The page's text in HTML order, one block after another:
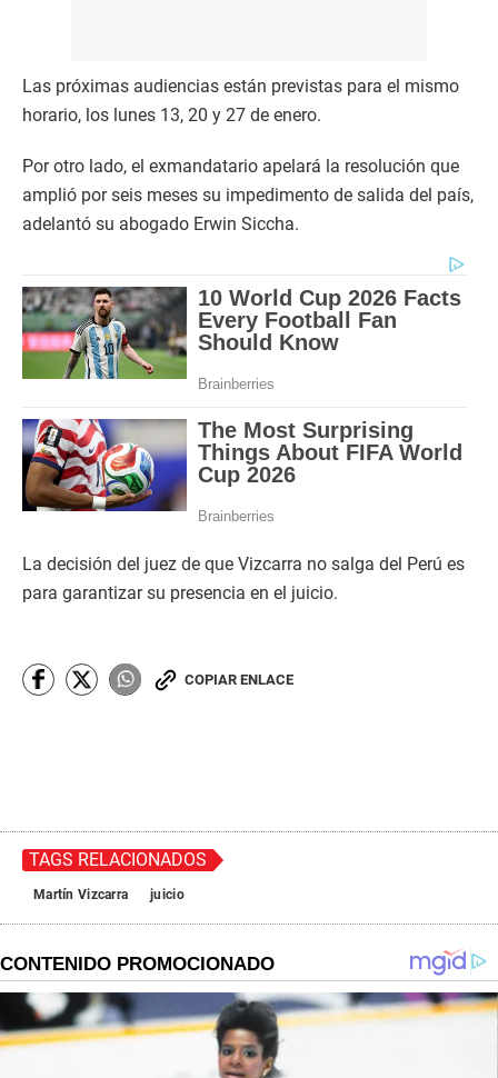
Las próximas audiencias están previstas para el mismo
horario, los lunes 13, 20 y 27 de enero.
Por otro lado, el exmandatario apelará la resolución que
amplió por seis meses su impedimento de salida del país,
adelantó su abogado Erwin Siccha.
La decisión del juez de que Vizcarra no salga del Perú es
para garantizar su presencia en el juicio.
COPIAR ENLACE
TAGS RELACIONADOS
Martín Vizcarra juicio